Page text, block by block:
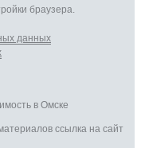
браузера.
данныx
в Омске
ссылка на сайт